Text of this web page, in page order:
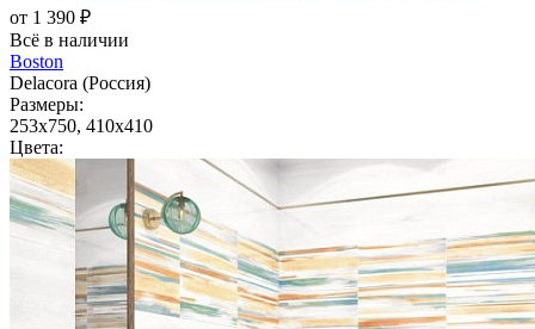
от 1 390 ₽
Всё в наличии
Boston
Delacora (Россия)
Размеры:
253x750, 410x410
Цвета: